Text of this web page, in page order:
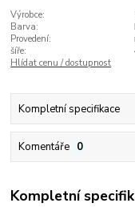
Výrobce:
Barva:
Provedení:
šíře:
Hlídat cenu / dostupnost
Kompletní specifikace
Komentáře 0
Kompletní